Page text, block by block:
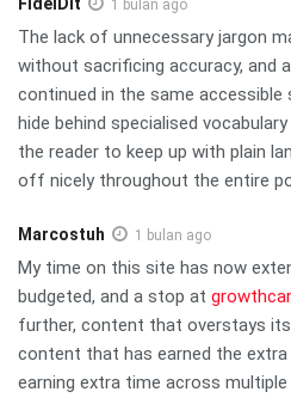
1 bulan ago
The lack of unnecessary jargon
without sacrificing accuracy, and
continued in the same
hide behind specialised
the reader to keep up with plain
off nicely throughout the entire
Marcostuh 1 bulan ago
My time on this site has now
budgeted, and a stop at
further, content that overstays
content that has earned the
earning extra time across